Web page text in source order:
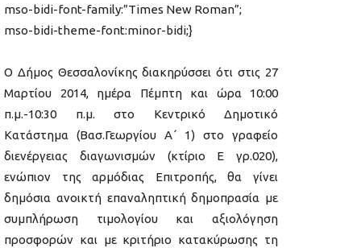
mso-bidi-font-family:”Times New Roman”;
mso-bidi-theme-font:minor-bidi;}
Ο Δήμος Θεσσαλονίκης διακηρύσσει ότι στις 27
Μαρτίου 2014, ημέρα Πέμπτη και ώρα 10:00
π.μ.-10:30 π.μ. στο Κεντρικό Δημοτικό
Κατάστημα (Bασ.Γεωργίου Α΄ 1) στο γραφείο
διενέργειας διαγωνισμών (κτίριο Ε γρ.020),
ενώπιον της αρμόδιας Επιτροπής, θα γίνει
δημόσια ανοικτή επαναληπτική δημοπρασία με
συμπλήρωση τιμολογίου και αξιολόγηση
προσφορών και με κριτήριο κατακύρωσης τη